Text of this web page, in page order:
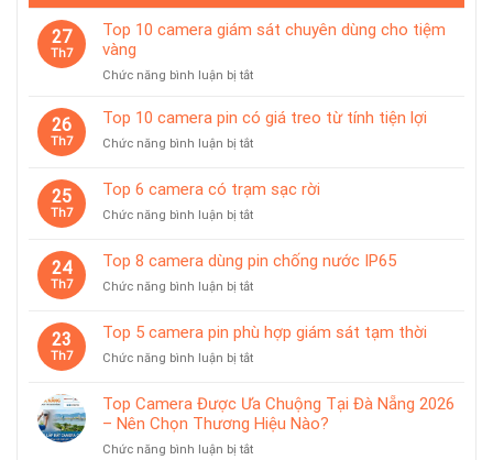
27
Th7
Top 10 camera giám sát chuyên dùng cho tiệm
vàng
Chức năng bình luận bị tắtở
10
camera
giám
chuyên
vàng
26
Th7
Top 10 camera pin có giá treo từ tính tiện lợi
Chức năng bình luận bị tắtở
camera
pin
giá
từ
tiện
25
Th7
Top 6 camera có trạm sạc rời
Chức năng bình luận bị tắtở
6
camera
có
sạc
24
Th7
Top 8 camera dùng pin chống nước IP65
Chức năng bình luận bị tắtở
8
camera
dùng
chống
nước
IP65
23
Th7
Top 5 camera pin phù hợp giám sát tạm thời
Chức năng bình luận bị tắtở
5
camera
pin
phù
Top Camera Được Ưa Chuộng Tại Đà Nẵng 2026
– Nên Chọn Thương Hiệu Nào?
Chức năng bình luận bị tắtở